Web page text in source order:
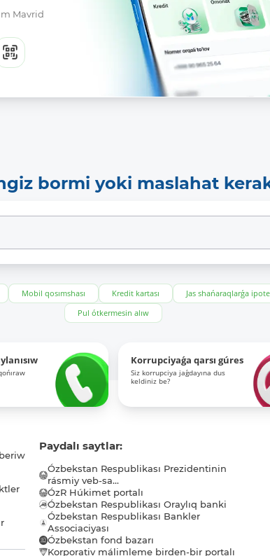
Mavrid
bormi yoki maslahat
Mobil qosımshası Kredit kartası Jas shańaraqlarǵa
Pul ótkermesin alıw
Korrupciyaǵa qarsı gúres
Siz korrupciya jaǵdayına dus
keldiniz be?
Paydalı saytlar:
Ózbekstan Respublikası Prezidentinin
rásmiy veb-sa...
ÓzR Húkimet portalı
Ózbekstan Respublikası Oraylıq banki
Ózbekstan Respublikası Bankler
Associaciyası
Ózbekstan fond bazarı
Korporativ málimleme birden-bir portalı